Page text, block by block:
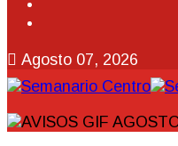
Agosto 07, 2026